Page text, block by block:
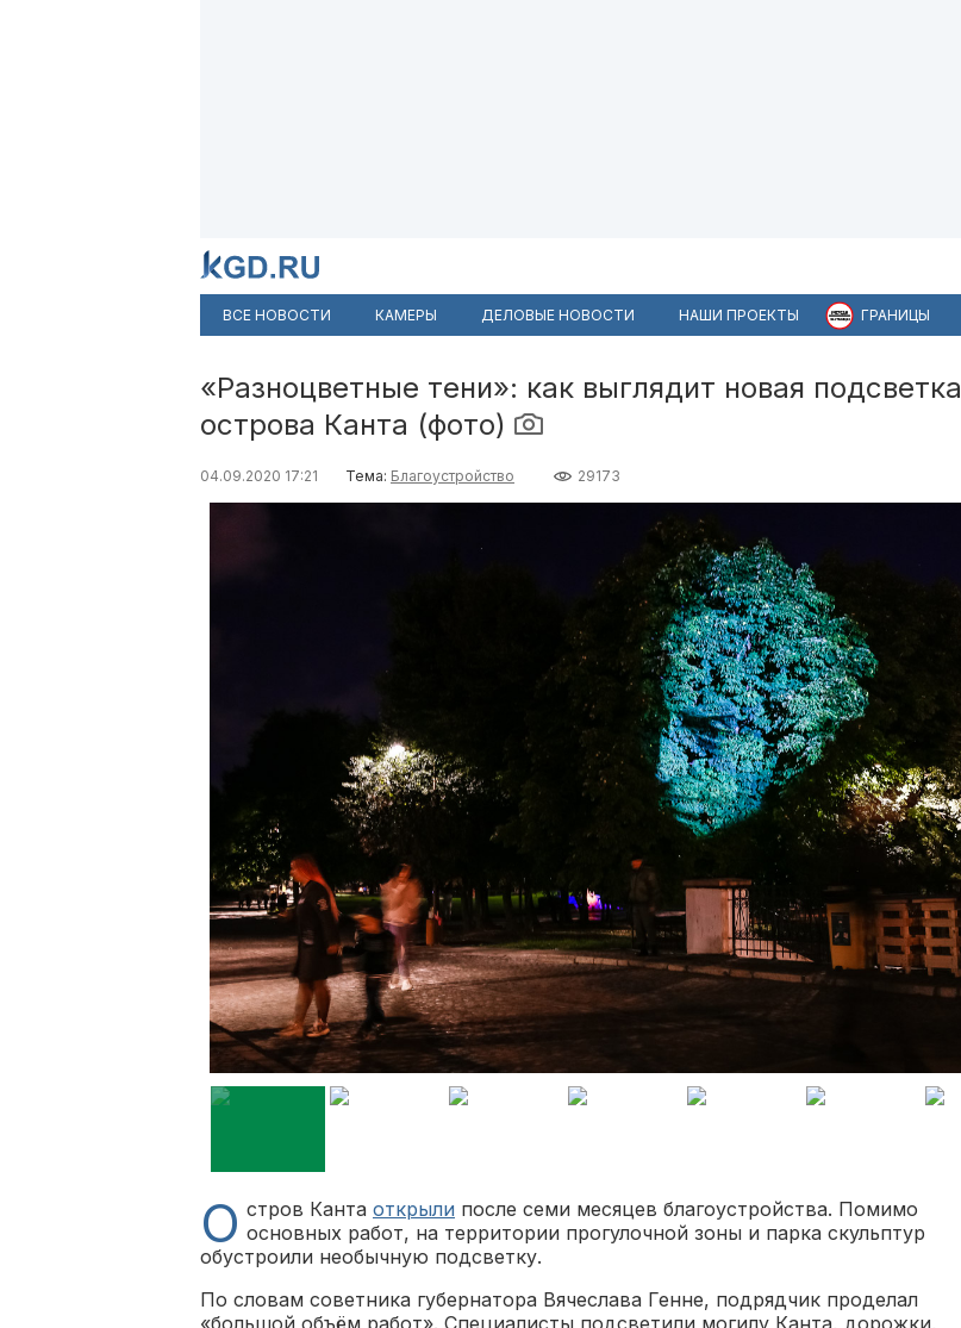
ВСЕ НОВОСТИ КАМЕРЫ ДЕЛОВЫЕ НОВОСТИ НАШИ ПРОЕКТЫ ГРАНИЦЫ
«Разноцветные тени»: как выглядит новая подсветка
острова Канта (фото)
04.09.2020 17:21 Тема: Благоустройство 29173
О стров Канта открыли после семи месяцев благоустройства. Помимо
основных работ, на территории прогулочной зоны и парка скульптур
обустроили необычную подсветку.
По словам советника губернатора Вячеслава Генне, подрядчик проделал
«большой объём работ». Специалисты подсветили могилу Канта, дорожки,